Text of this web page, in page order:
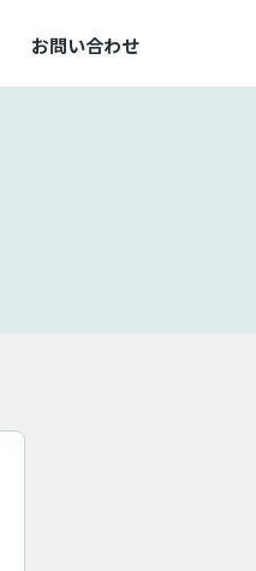
お問い合わせ